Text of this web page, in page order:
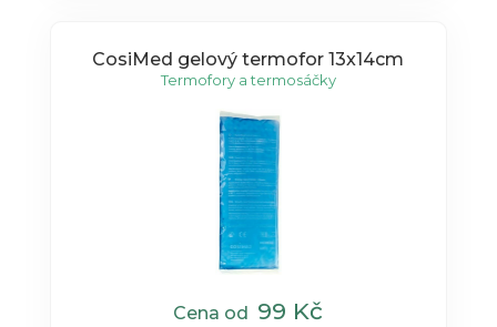
CosiMed gelový termofor 13x14cm
Termofory a termosáčky
Cena od 99 Kč